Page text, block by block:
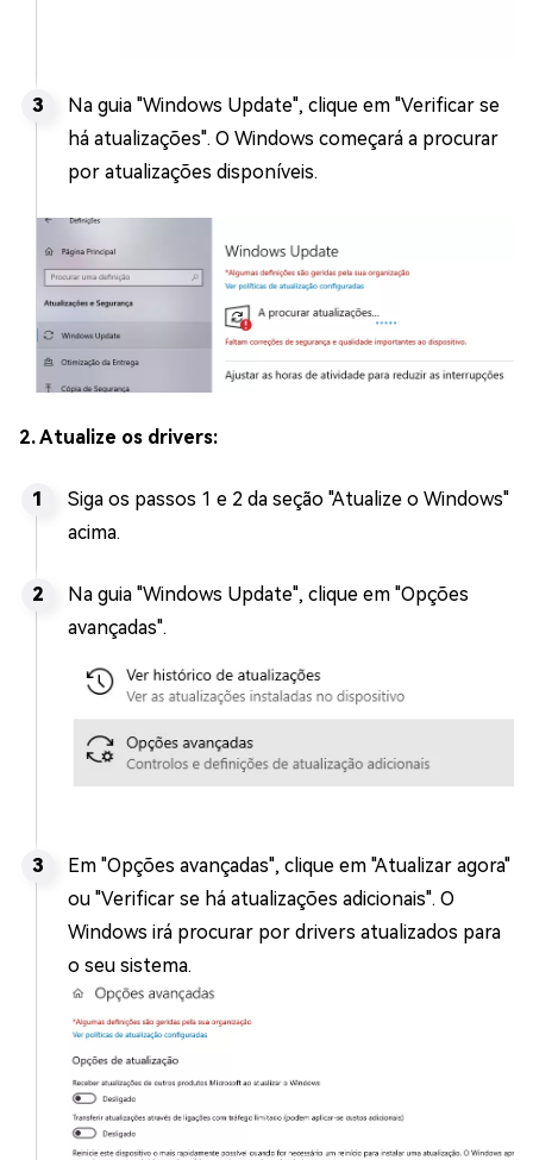
Na guia "Windows Update", clique em "Verificar se
há atualizações". O Windows começará a procurar
por atualizações disponíveis.
2. Atualize os drivers:
Siga os passos 1 e 2 da seção "Atualize o Windows"
acima.
Na guia "Windows Update", clique em "Opções
avançadas".
Em "Opções avançadas", clique em "Atualizar agora"
ou "Verificar se há atualizações adicionais". O
Windows irá procurar por drivers atualizados para
o seu sistema.